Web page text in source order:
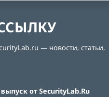
— новости, статьи,
от SecurityLab.Ru